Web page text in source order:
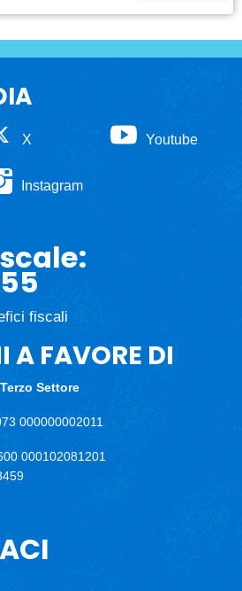
X Youtube
Instagram
fiscali
A FAVORE DI
Settore
000000002011
000102081201